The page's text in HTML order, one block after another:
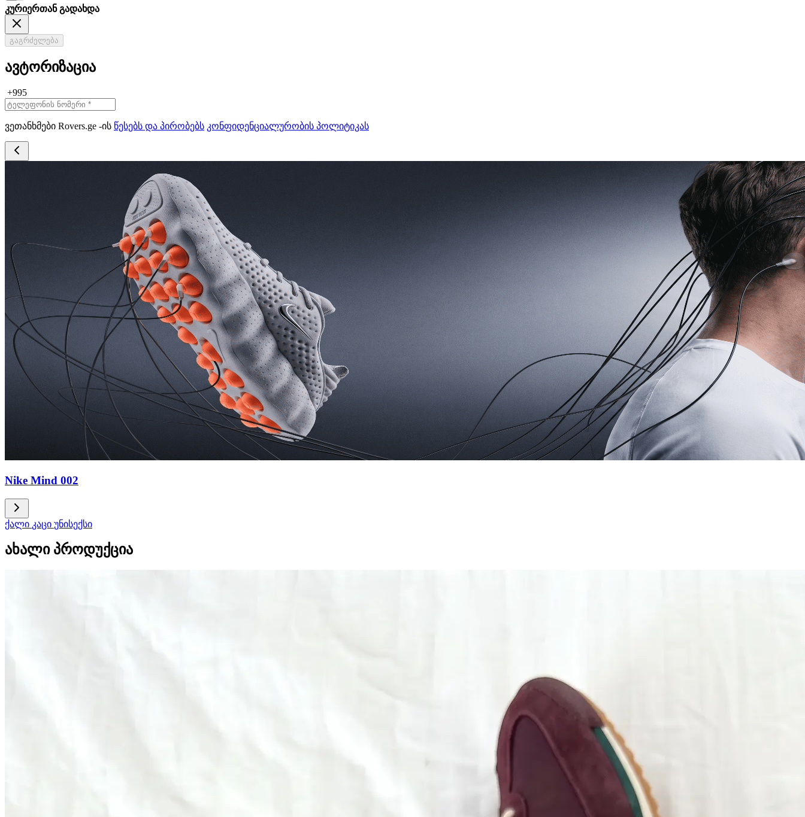
კურიერთან გადახდა
გაგრძელება
ავტორიზაცია
+995
ვეთანხმები Rovers.ge -ის წესებს და პირობებს კონფიდენციალურობის პოლიტიკას
Nike Mind 002
ქალი კაცი უნისექსი
ახალი პროდუქცია